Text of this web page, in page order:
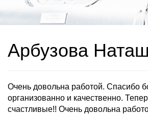
Арбузова
Очень довольна работой. Спасибо
организованно и качественно.
счастливые!! Очень довольна